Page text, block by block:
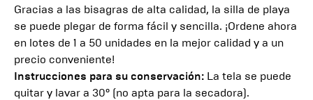
Gracias a las bisagras de alta calidad, la silla de playa
se puede plegar de forma fácil y sencilla. ¡Ordene ahora
en lotes de 1 a 50 unidades en la mejor calidad y a un
precio conveniente!
Instrucciones para su conservación: La tela se puede
quitar y lavar a 30° (no apta para la secadora).